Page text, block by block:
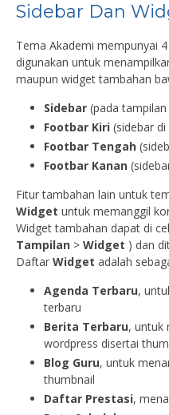
Sidebar Dan
Tema Akademi mempunyai
digunakan untuk
maupun widget tambahan
Sidebar (pada
Footbar Kiri (sidebar
Footbar Tengah
Footbar Kanan
Fitur tambahan lain untuk
Widget untuk memanggil
Widget tambahan dapat di
Tampilan > Widget ) dan
Daftar Widget adalah
Agenda Terbaru,
terbaru
Berita Terbaru, untuk
wordpress disertai
Blog Guru, untuk
thumbnail
Daftar Prestasi,